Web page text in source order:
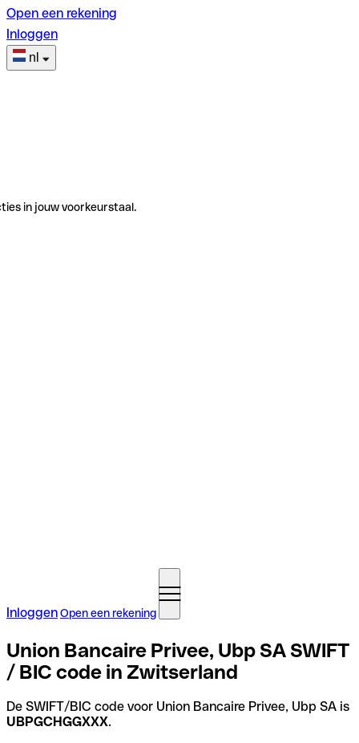
Open een rekening
Inloggen
nl
in jouw voorkeurstaal.
InloggenOpen een rekening
Union Bancaire Privee, Ubp SA SWIFT
/ BIC code in Zwitserland
De SWIFT/BIC code voor Union Bancaire Privee, Ubp SA is
UBPGCHGGXXX.